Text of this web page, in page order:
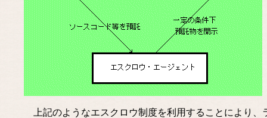
上記のようなエスクロウ制度を利用することにより、